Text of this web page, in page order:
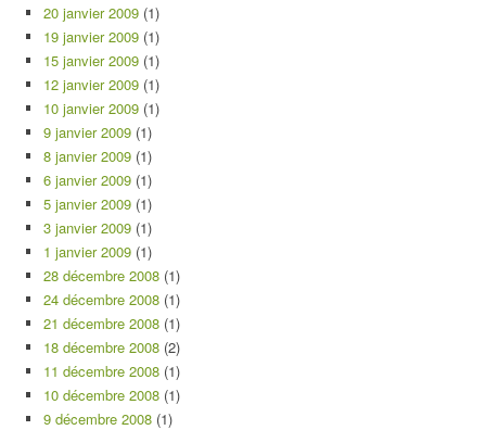
20 janvier 2009 (1)
19 janvier 2009 (1)
15 janvier 2009 (1)
12 janvier 2009 (1)
10 janvier 2009 (1)
9 janvier 2009 (1)
8 janvier 2009 (1)
6 janvier 2009 (1)
5 janvier 2009 (1)
3 janvier 2009 (1)
1 janvier 2009 (1)
28 décembre 2008 (1)
24 décembre 2008 (1)
21 décembre 2008 (1)
18 décembre 2008 (2)
11 décembre 2008 (1)
10 décembre 2008 (1)
9 décembre 2008 (1)